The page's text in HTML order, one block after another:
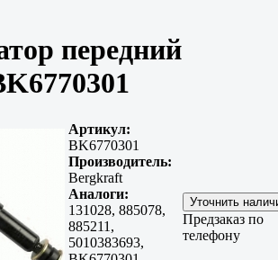
передний
Артикул:
BK6770301
Производитель:
Bergkraft
Аналоги:
131028, 885078,
885211,
5010383693,
Предзаказ по
телефону